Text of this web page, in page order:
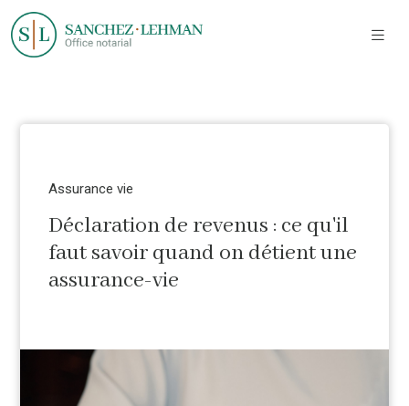
Assurance vie
Déclaration de revenus : ce qu'il
faut savoir quand on détient une
assurance-vie